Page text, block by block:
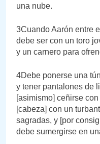
una nube.
3Cuando Aarón entre
debe ser con un toro
y un carnero para
4Debe ponerse una
y tener pantalones de
[asimismo] ceñirse
[cabeza] con un
sagradas, y [por
debe sumergirse en